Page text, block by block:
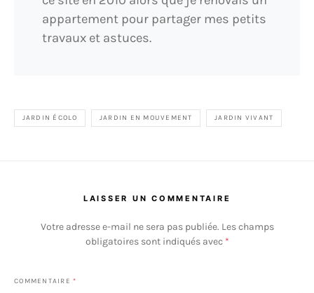
appartement pour partager mes petits
travaux et astuces.
JARDIN ÉCOLO JARDIN EN MOUVEMENT JARDIN VIVANT
LAISSER UN COMMENTAIRE
Votre adresse e-mail ne sera pas publiée. Les champs
obligatoires sont indiqués avec *
COMMENTAIRE *